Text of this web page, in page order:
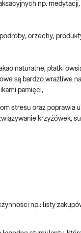
np. medytacji,
orzechy,
naturalne, płatki
są bardzo wrażliwe
pamięci,
stresu oraz poprawia
krzyżówek,
np.: listy